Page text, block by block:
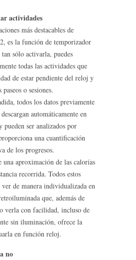
actividades
más destacables de
es la función de temporizador
sólo activarla, puedes
todas las actividades que
de estar pendiente del reloj y
o sesiones.
todos los datos previamente
automáticamente en
pueden ser analizados por
una cuantificación
de los progresos.
una aproximación de las calorías
recorrida. Todos estos
ver de manera individualizada en
que, además de
verla con facilidad, incluso de
sin iluminación, ofrece la
en función reloj.
no